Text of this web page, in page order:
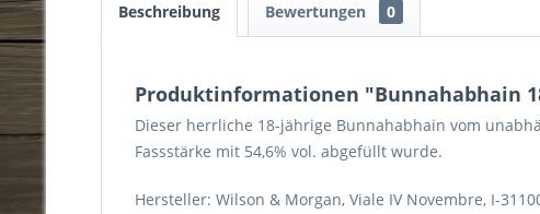
Beschreibung Bewertungen 0
Produktinformationen "Bunnahabhain
Dieser herrliche 18-jährige Bunnahabhain vom
Fassstärke mit 54,6% vol. abgefüllt wurde.
Hersteller: Wilson & Morgan, Viale IV Novembre, I-